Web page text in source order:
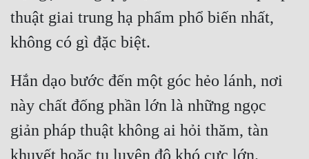
thuật giai trung hạ phẩm phổ biến nhất,
Hắn dạo bước đến một góc hẻo lánh, nơi
này chất đống phần lớn là những ngọc
giản pháp thuật không ai hỏi thăm, tàn